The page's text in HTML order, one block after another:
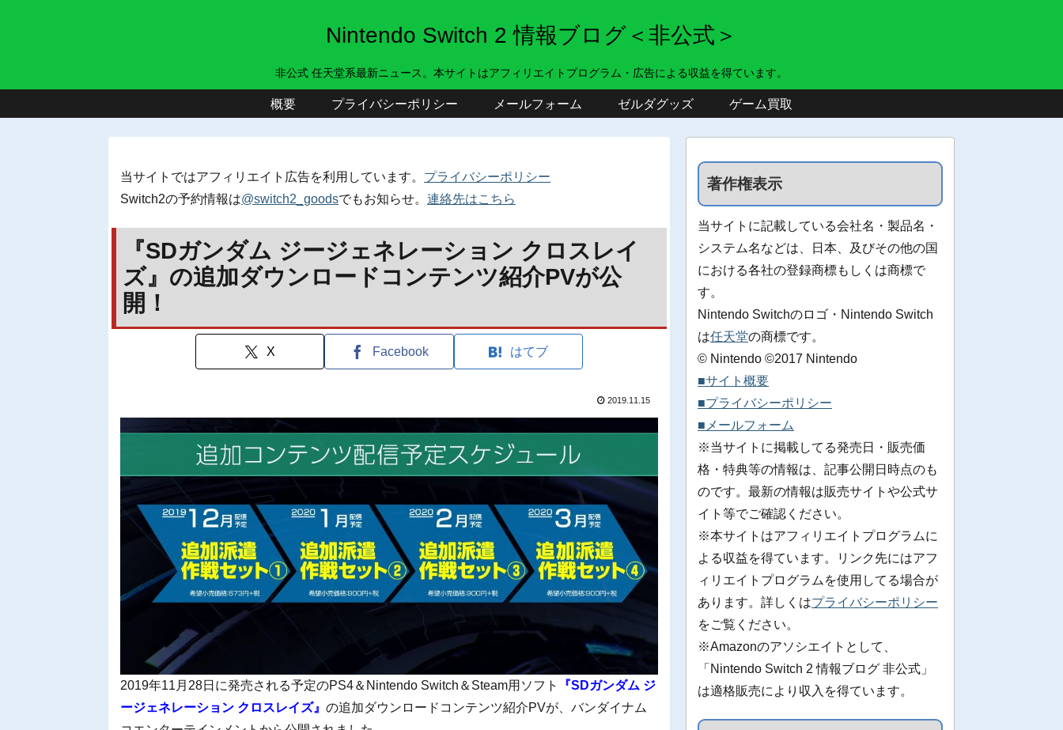
Nintendo Switch 2 情報ブログ＜非公式＞
非公式 任天堂系最新ニュース。本サイトはアフィリエイトプログラム・広告による収益を得ています。
概要 プライバシーポリシー メールフォーム ゼルダグッズ ゲーム買取
当サイトではアフィリエイト広告を利用しています。 プライバシーポリシー
Switch2の予約情報は@switch2_goodsでもお知らせ。 連絡先はこちら
『SDガンダム ジージェネレーション クロスレイ
ズ』の追加ダウンロードコンテンツ紹介PVが公
開！
X Facebook はてブ
2019.11.15
2019年11月28日に発売される予定のPS4＆Nintendo Switch＆Steam用ソフト
『SDガンダム ジ
ージェネレーション クロスレイズ』 の追加ダウンロードコンテンツ紹介PVが、バンダイナム
著作権表示
当サイトに記載している会社名・製品名・
システム名などは、日本、及びその他の国
における各社の登録商標もしくは商標で
す。
Nintendo Switchのロゴ・Nintendo Switch
は任天堂の商標です。
© Nintendo ©2017 Nintendo
■サイト概要
■プライバシーポリシー
■メールフォーム
※当サイトに掲載してる発売日・販売価
格・特典等の情報は、記事公開日時点のも
のです。最新の情報は販売サイトや公式サ
イト等でご確認ください。
※本サイトはアフィリエイトプログラムに
よる収益を得ています。リンク先にはアフ
ィリエイトプログラムを使用してる場合が
あります。詳しくはプライバシーポリシー
をご覧ください。
※Amazonのアソシエイトとして、
「Nintendo Switch 2 情報ブログ 非公式」
は適格販売により収入を得ています。